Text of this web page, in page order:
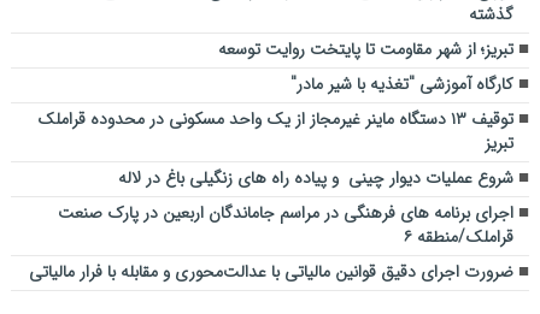
گذشته
تبریز؛ از شهر مقاومت تا پایتخت روایت توسعه
کارگاه آموزشی "تغذیه با شیر مادر"
توقیف ۱۳ دستگاه ماینر غیرمجاز از یک واحد مسکونی در محدوده قراملک
تبریز
شروع عملیات دیوار چینی و پیاده راه های زنگیلی باغ در لاله
اجرای برنامه های فرهنگی در مراسم جاماندگان اربعین در پارک صنعت
قراملک/منطقه ۶
ضرورت اجرای دقیق قوانین مالیاتی با عدالت‌محوری و مقابله با فرار مالیاتی